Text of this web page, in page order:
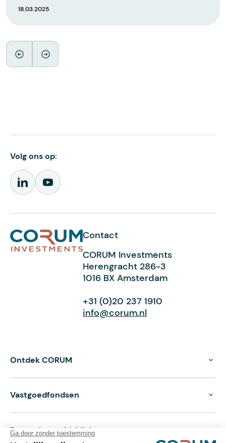
18.03.2025
Volg ons op:
Contact
CORUM Investments
Herengracht 286-3
1016 BX Amsterdam
+31 (0)20 237 1910
info@corum.nl
Ontdek CORUM
Vastgoedfondsen
Prestaties en highlights